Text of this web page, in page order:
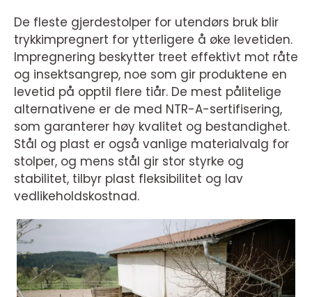
De fleste gjerdestolper for utendørs bruk blir
trykkimpregnert for ytterligere å øke levetiden.
Impregnering beskytter treet effektivt mot råte
og insektsangrep, noe som gir produktene en
levetid på opptil flere tiår. De mest pålitelige
alternativene er de med NTR-A-sertifisering,
som garanterer høy kvalitet og bestandighet.
Stål og plast er også vanlige materialvalg for
stolper, og mens stål gir stor styrke og
stabilitet, tilbyr plast fleksibilitet og lav
vedlikeholdskostnad.